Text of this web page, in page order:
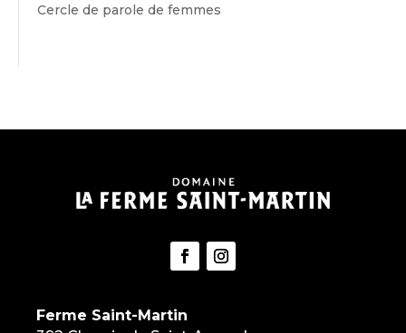
Cercle de parole de femmes
Ferme Saint-Martin